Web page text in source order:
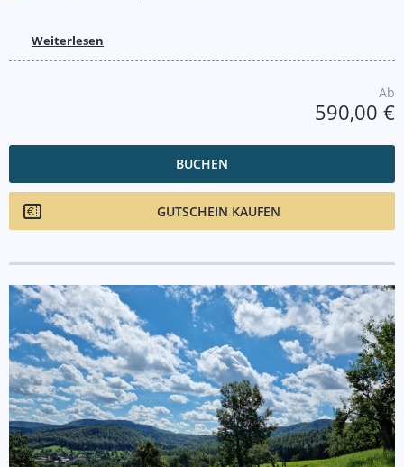
Weiterlesen
Ab
590,00 €
BUCHEN
GUTSCHEIN KAUFEN